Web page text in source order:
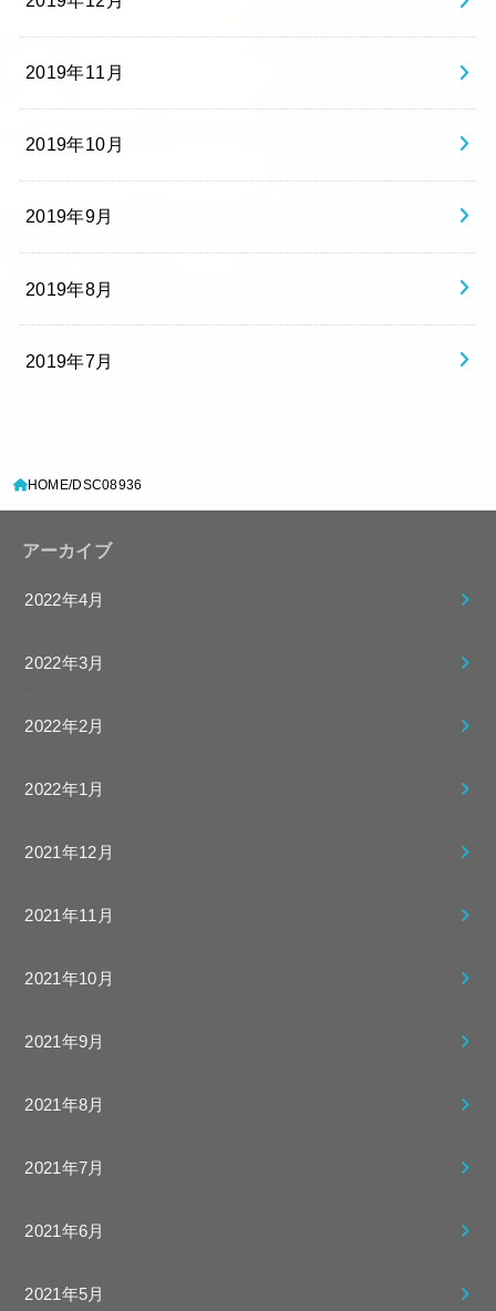
2019年11月
2019年10月
2019年9月
2019年8月
2019年7月
HOME DSC08936
アーカイブ
2022年4月
2022年3月
2022年2月
2022年1月
2021年12月
2021年11月
2021年10月
2021年9月
2021年8月
2021年7月
2021年6月
2021年5月